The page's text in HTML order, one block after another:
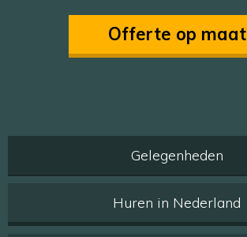
Offerte op maat
Gelegenheden
Huren in Nederland